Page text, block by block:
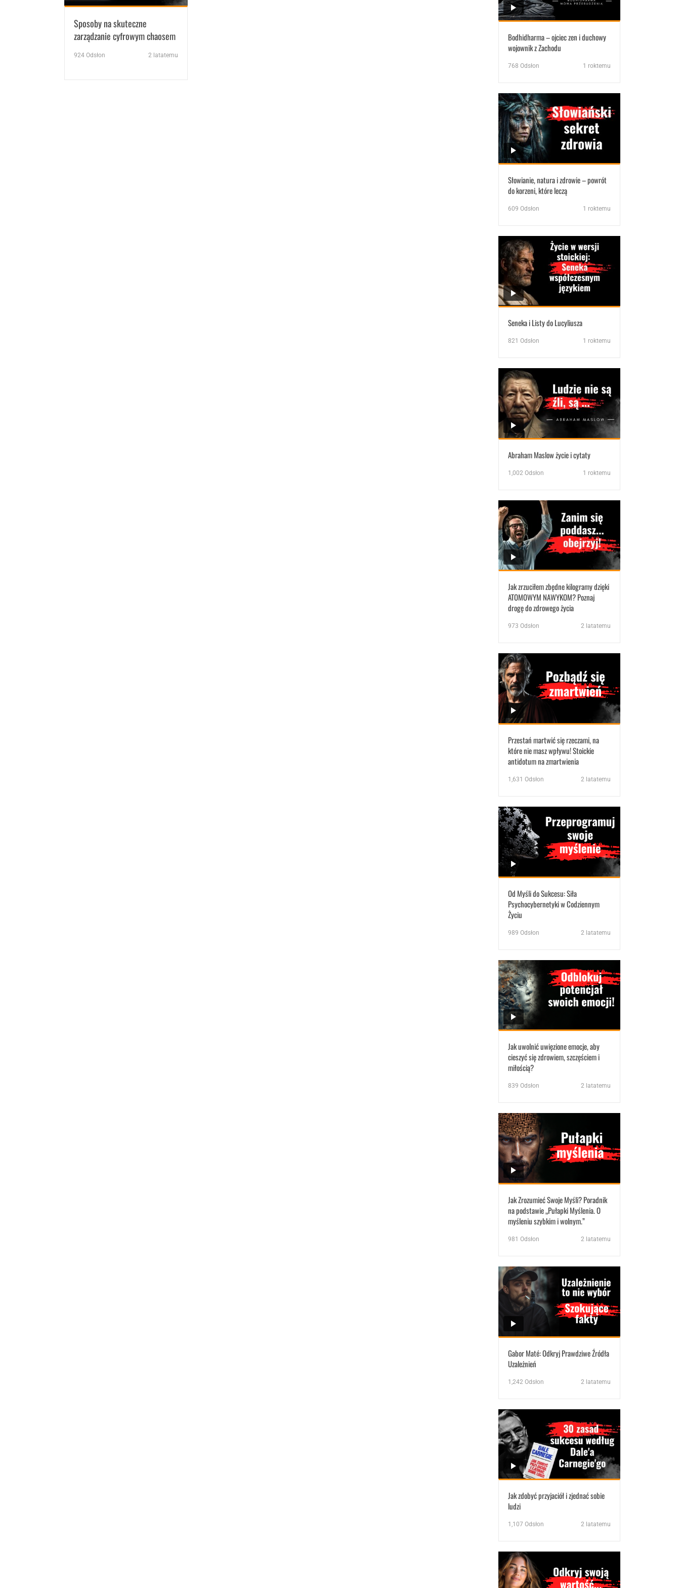
Sposoby na skuteczne
zarządzanie cyfrowym chaosem
924 Odsłon 2 latatemu
Bodhidharma – ojciec zen i duchowy
wojownik z Zachodu
768 Odsłon 1 roktemu
Słowianie, natura i zdrowie – powrót
do korzeni, które leczą
609 Odsłon 1 roktemu
Seneka i Listy do Lucyliusza
821 Odsłon 1 roktemu
Abraham Maslow życie i cytaty
1,002 Odsłon 1 roktemu
Jak zrzuciłem zbędne kilogramy dzięki
ATOMOWYM NAWYKOM? Poznaj
drogę do zdrowego życia
973 Odsłon 2 latatemu
Przestań martwić się rzeczami, na
które nie masz wpływu! Stoickie
antidotum na zmartwienia
1,631 Odsłon 2 latatemu
Od Myśli do Sukcesu: Siła
Psychocybernetyki w Codziennym
Życiu
989 Odsłon 2 latatemu
Jak uwolnić uwięzione emocje, aby
cieszyć się zdrowiem, szczęściem i
miłością?
839 Odsłon 2 latatemu
Jak Zrozumieć Swoje Myśli? Poradnik
na podstawie „Pułapki Myślenia. O
myśleniu szybkim i wolnym.”
981 Odsłon 2 latatemu
Gabor Maté: Odkryj Prawdziwe Źródła
Uzależnień
1,242 Odsłon 2 latatemu
Jak zdobyć przyjaciół i zjednać sobie
ludzi
1,107 Odsłon 2 latatemu